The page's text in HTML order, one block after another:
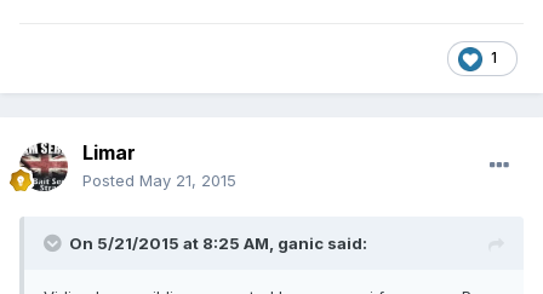
1
Limar
Posted May 21, 2015
On 5/21/2015 at 8:25 AM, ganic said: